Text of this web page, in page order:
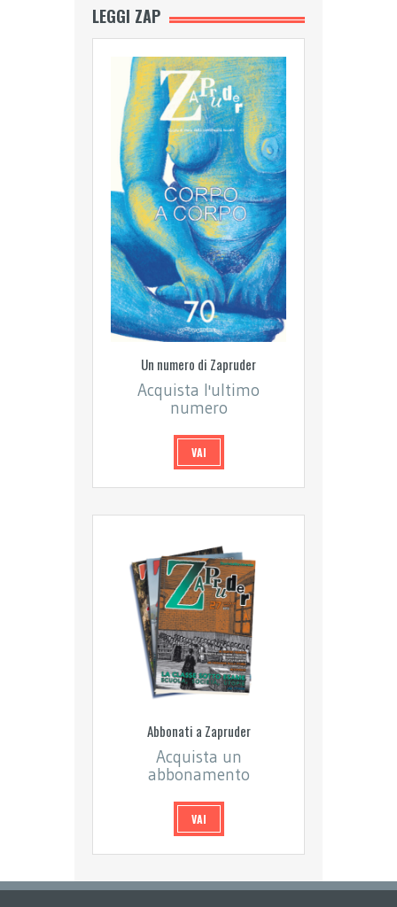
LEGGI ZAP
Un numero di Zapruder
Acquista l'ultimo
numero
VAI
Abbonati a Zapruder
Acquista un
abbonamento
VAI